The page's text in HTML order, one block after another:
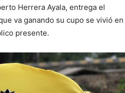
Herrera Ayala, entrega el
va ganando su cupo se vivió en
presente.